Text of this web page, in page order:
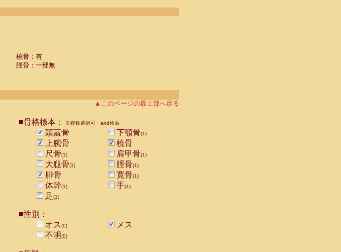
橈骨：有
脛骨：一部無
▲このページの最上部へ戻る
■骨格標本： ※複数選択可・and検索
頭蓋骨 下顎骨(1)
上腕骨
橈骨
尺骨(1) 肩甲骨(1)
大腿骨(1) 脛骨(1)
腓骨 寛骨(1)
体幹(1) 手(1)
足(1)
■性別：
オス(0)
メス
不明(0)